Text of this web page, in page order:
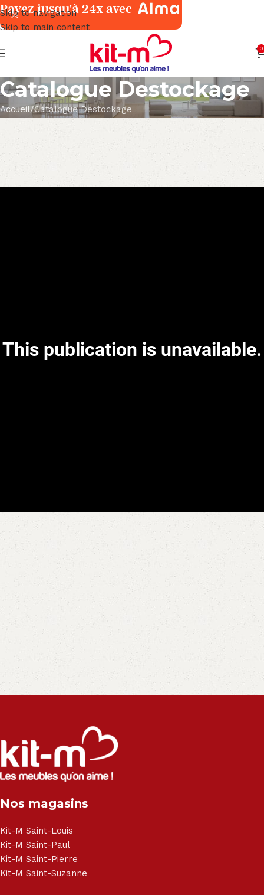
Skip to navigation
Skip to main content
0
Catalogue Destockage
Accueil Catalogue Destockage
Nos magasins
Kit-M Saint-Louis
Kit-M Saint-Paul
Kit-M Saint-Pierre
Kit-M Saint-Suzanne
Payez jusqu'à 24x avec